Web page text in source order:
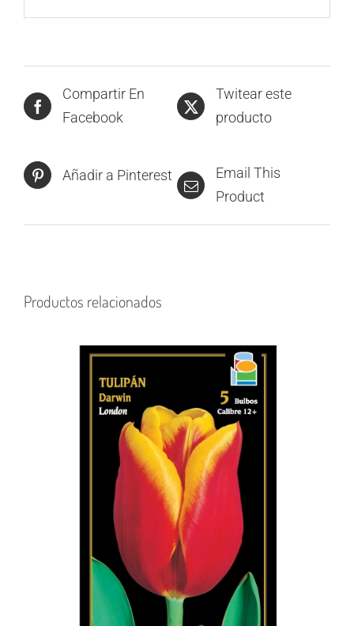
Compartir En
Facebook
Twitear este
producto
Añadir a Pinterest
Email This
Product
Productos relacionados